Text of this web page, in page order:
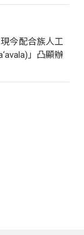
今配合族人工
」凸顯辦